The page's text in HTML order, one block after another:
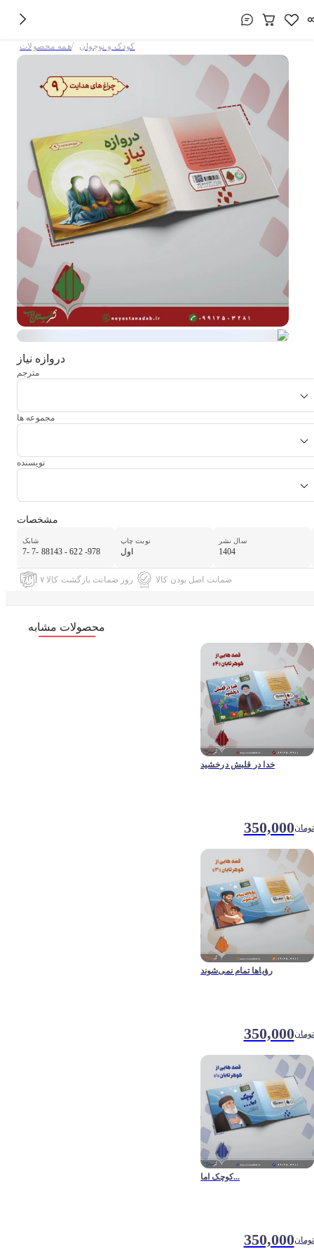
همه محصولات/ کودک و نوجوان
دروازه نیاز
مترجم
مجموعه ها
نویسنده
مشخصات
شابک
7- 7- 88143 - 622 -978
نوبت چاپ
اول
سال نشر
1404
۷ روز ضمانت بازگشت کالا ضمانت اصل بودن کالا
محصولات مشابه
خدا در قلبش درخشید
350,000تومان
رؤیاها تمام نمی‌شوند
350,000تومان
کوچک اما...
350,000تومان